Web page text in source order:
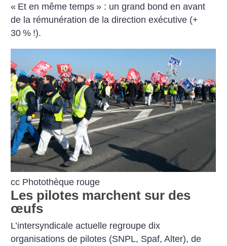
« Et en même temps » : un grand bond en avant
de la rémunération de la direction exécutive (+
30 % !).
cc Photothèque rouge
Les pilotes marchent sur des
œufs
L’intersyndicale actuelle regroupe dix
organisations de pilotes (SNPL, Spaf, Alter), de